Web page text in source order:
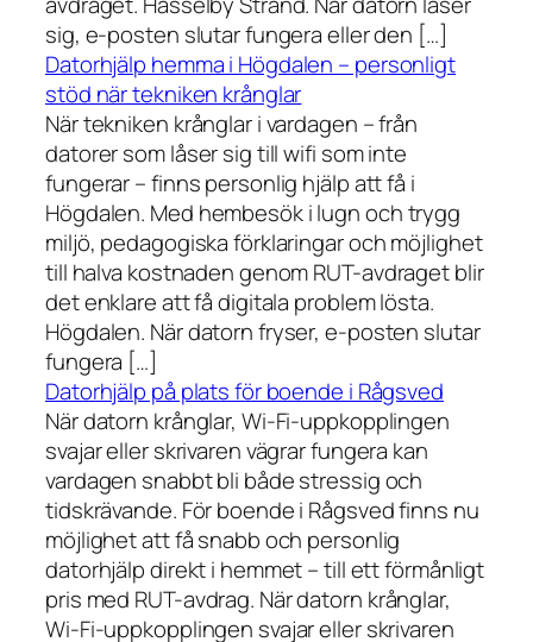
sig, e-posten slutar fungera eller den […]
Datorhjälp hemma i Högdalen – personligt
stöd när tekniken krånglar
När tekniken krånglar i vardagen – från
datorer som låser sig till wifi som inte
fungerar – finns personlig hjälp att få i
Högdalen. Med hembesök i lugn och trygg
miljö, pedagogiska förklaringar och möjlighet
till halva kostnaden genom RUT-avdraget blir
det enklare att få digitala problem lösta.
Högdalen. När datorn fryser, e-posten slutar
fungera […]
Datorhjälp på plats för boende i Rågsved
När datorn krånglar, Wi-Fi-uppkopplingen
svajar eller skrivaren vägrar fungera kan
vardagen snabbt bli både stressig och
tidskrävande. För boende i Rågsved finns nu
möjlighet att få snabb och personlig
datorhjälp direkt i hemmet – till ett förmånligt
pris med RUT-avdrag. När datorn krånglar,
Wi-Fi-uppkopplingen svajar eller skrivaren